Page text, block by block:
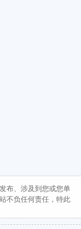
布、涉及到您或您单
不负任何责任，特此